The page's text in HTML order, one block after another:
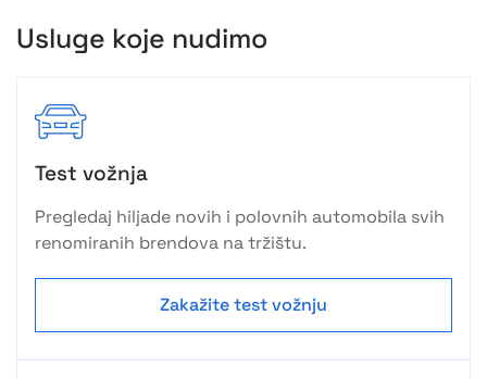
Usluge koje nudimo
Test vožnja
Pregledaj hiljade novih i polovnih automobila svih
renomiranih brendova na tržištu.
Zakažite test vožnju